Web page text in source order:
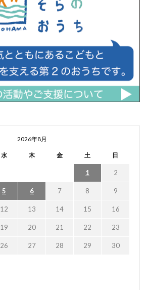
2026年8月
水 木 金 土 日
1 2
5 6 7 8 9
12 13 14 15 16
19 20 21 22 23
26 27 28 29 30